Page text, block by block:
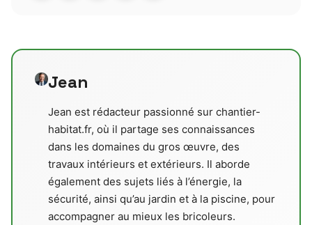
Jean
Jean est rédacteur passionné sur chantier-
habitat.fr, où il partage ses connaissances
dans les domaines du gros œuvre, des
travaux intérieurs et extérieurs. Il aborde
également des sujets liés à l’énergie, la
sécurité, ainsi qu’au jardin et à la piscine, pour
accompagner au mieux les bricoleurs.